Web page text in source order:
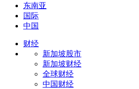
东南亚
国际
中国
财经
新加坡股市
新加坡财经
全球财经
中国财经